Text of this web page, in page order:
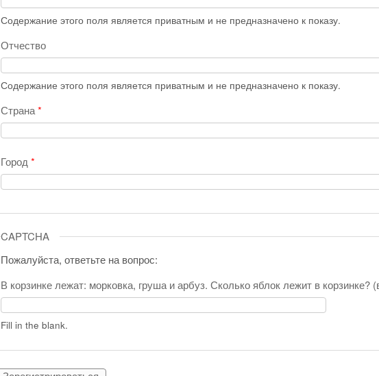
Содержание этого поля является приватным и не предназначено к показу.
Отчество
Содержание этого поля является приватным и не предназначено к показу.
Страна*
Город*
CAPTCHA
Пожалуйста, ответьте на вопрос:
В корзинке лежат: морковка, груша и арбуз. Сколько яблок лежит в корзинке?
Fill in the blank.